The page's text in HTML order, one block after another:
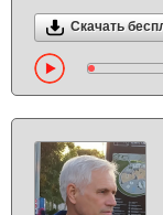
Скачать